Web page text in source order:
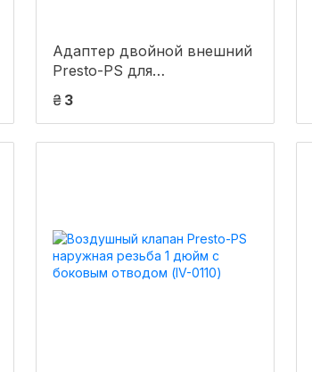
Адаптер двойной внешний
Presto-PS для
микроджетов (5140-V)
₴ 3